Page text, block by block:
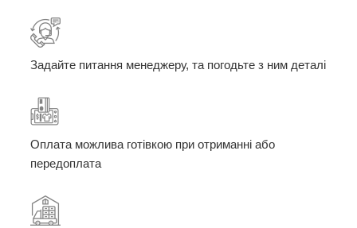
Задайте питання менеджеру, та погодьте з ним деталі
Оплата можлива готівкою при отриманні або
передоплата